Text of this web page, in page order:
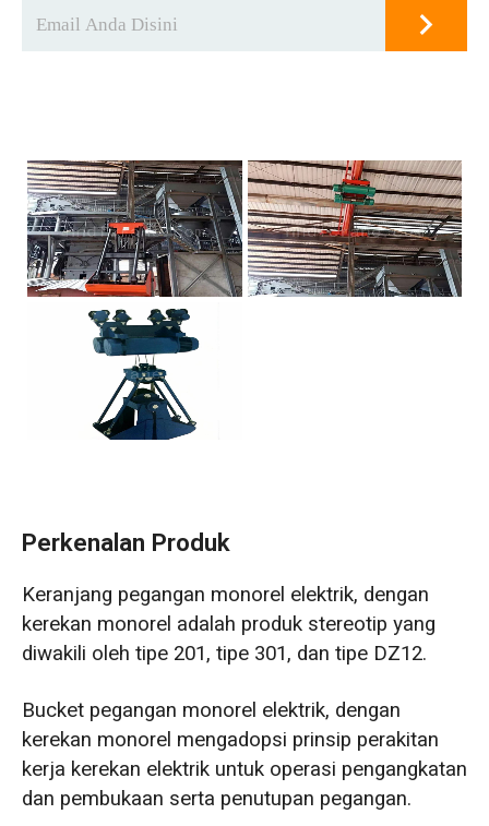
Perkenalan Produk
Keranjang pegangan monorel elektrik, dengan
kerekan monorel adalah produk stereotip yang
diwakili oleh tipe 201, tipe 301, dan tipe DZ12.
Bucket pegangan monorel elektrik, dengan
kerekan monorel mengadopsi prinsip perakitan
kerja kerekan elektrik untuk operasi pengangkatan
dan pembukaan serta penutupan pegangan.